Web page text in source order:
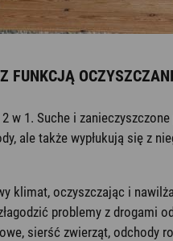
FUNKCJĄ
w 1. Suche i
ale także wypłukują się z
klimat, oczyszczając i
problemy z
sierść zwierząt,